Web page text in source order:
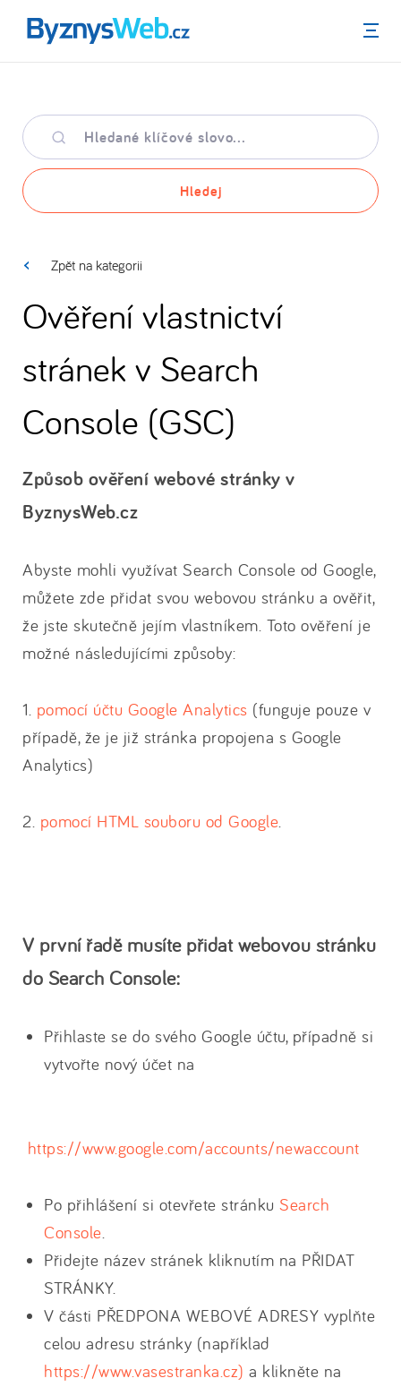
Menu
Hledané
klíčové
slovo
Hledej
Zpět na kategorii
Ověření vlastnictví
stránek v Search
Console (GSC)
Způsob ověření webové stránky v
ByznysWeb.cz
Abyste mohli využívat Search Console od Google,
můžete zde přidat svou webovou stránku a ověřit,
že jste skutečně jejím vlastníkem. Toto ověření je
možné následujícími způsoby:
1. pomocí účtu Google Analytics (funguje pouze v
případě, že je již stránka propojena s Google
Analytics)
2. pomocí HTML souboru od Google.
V první řadě musíte přidat webovou stránku
do Search Console:
Přihlaste se do svého Google účtu, případně si
vytvořte nový účet na
https://www.google.com/accounts/newaccount
Po přihlášení si otevřete stránku Search
Console.
Přidejte název stránek kliknutím na PŘIDAT
STRÁNKY.
V části PŘEDPONA WEBOVÉ ADRESY vyplňte
celou adresu stránky (například
https://www.vasestranka.cz) a klikněte na